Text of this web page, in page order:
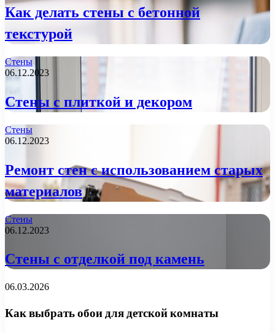
Как делать стены с бетонной
текстурой
Стены
06.12.2023
Стены с плиткой и декором
Стены
06.12.2023
Ремонт стен с использованием старых
материалов
Стены
06.12.2023
Стены с отделкой под камень
06.03.2026
Как выбрать обои для детской комнаты